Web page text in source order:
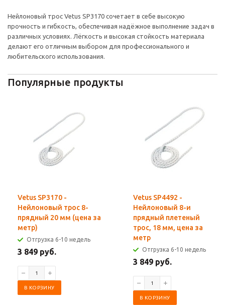
Нейлоновый трос Vetus SP3170 сочетает в себе высокую
прочность и гибкость, обеспечивая надёжное выполнение задач в
различных условиях. Лёгкость и высокая стойкость материала
делают его отличным выбором для профессионального и
любительского использования.
Популярные продукты
Vetus SP3170 -
Нейлоновый трос 8-
прядный 20 мм (цена за
метр)
Отгрузка 6-10 недель
3 849 руб.
В КОРЗИНУ
Vetus SP4492 -
Нейлоновый 8-и
прядный плетеный
трос, 18 мм, цена за
метр
Отгрузка 6-10 недель
3 849 руб.
В КОРЗИНУ